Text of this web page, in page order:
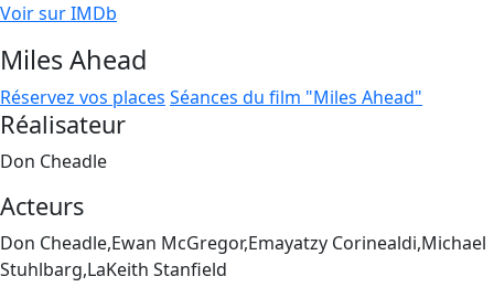
Voir sur IMDb
Miles Ahead
Réservez vos places Séances du film "Miles Ahead"
Réalisateur
Don Cheadle
Acteurs
Don Cheadle,Ewan McGregor,Emayatzy Corinealdi,Michael
Stuhlbarg,LaKeith Stanfield